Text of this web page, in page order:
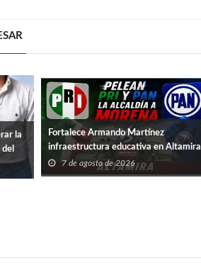
la
Fortalece Armando Martínez
infraestructura educativa en Altamira
7 de agosto de 2026